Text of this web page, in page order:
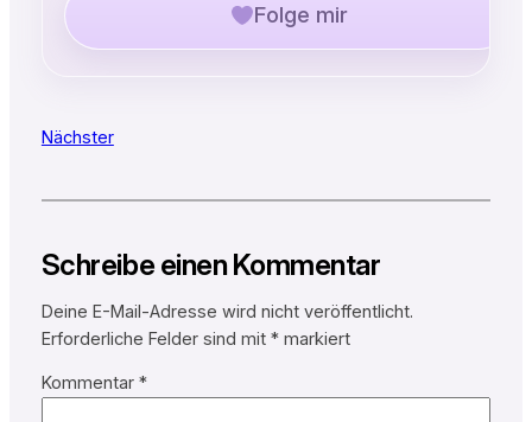
Folge mir
Nächster
Schreibe einen Kommentar
Deine E-Mail-Adresse wird nicht veröffentlicht.
Erforderliche Felder sind mit *markiert
Kommentar *